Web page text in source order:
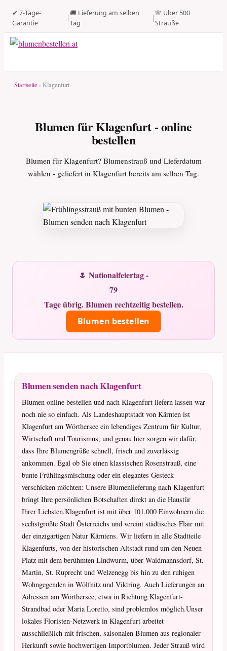
✔ 7-Tage-
Garantie
|
🚚 Lieferung am selben
Tag
|
🌸 Über 500
Sträuße
Startseite › Klagenfurt
Blumen für Klagenfurt - online
bestellen
Blumen für Klagenfurt? Blumenstrauß und Lieferdatum
wählen - geliefert in Klagenfurt bereits am selben Tag.
🌷 Nationalfeiertag -
79
Tage übrig. Blumen rechtzeitig bestellen.
Blumen bestellen
Blumen senden nach Klagenfurt
Blumen online bestellen und nach Klagenfurt liefern lassen war
noch nie so einfach. Als Landeshauptstadt von Kärnten ist
Klagenfurt am Wörthersee ein lebendiges Zentrum für Kultur,
Wirtschaft und Tourismus, und genau hier sorgen wir dafür,
dass Ihre Blumengrüße schnell, frisch und zuverlässig
ankommen. Egal ob Sie einen klassischen Rosenstrauß, eine
bunte Frühlingsmischung oder ein elegantes Gesteck
verschicken möchten: Unsere Blumenlieferung nach Klagenfurt
bringt Ihre persönlichen Botschaften direkt an die Haustür
Ihrer Liebsten.Klagenfurt ist mit über 101.000 Einwohnern die
sechstgrößte Stadt Österreichs und vereint städtisches Flair mit
der einzigartigen Natur Kärntens. Wir liefern in alle Stadtteile
Klagenfurts, von der historischen Altstadt rund um den Neuen
Platz mit dem berühmten Lindwurm, über Waidmannsdorf, St.
Martin, St. Ruprecht und Welzenegg bis hin zu den ruhigen
Wohngegenden in Wölfnitz und Viktring. Auch Lieferungen an
Adressen am Wörthersee, etwa in Richtung Klagenfurt-
Strandbad oder Maria Loretto, sind problemlos möglich.Unser
lokales Floristen-Netzwerk in Klagenfurt arbeitet
ausschließlich mit frischen, saisonalen Blumen aus regionaler
Herkunft sowie hochwertigen Importblumen. Jeder Strauß wird